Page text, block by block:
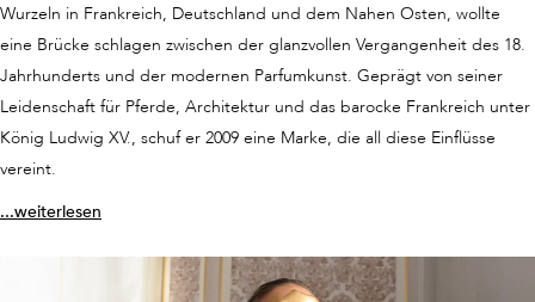
Wurzeln in Frankreich, Deutschland und dem Nahen Osten, wollte
eine Brücke schlagen zwischen der glanzvollen Vergangenheit des 18.
Jahrhunderts und der modernen Parfumkunst. Geprägt von seiner
Leidenschaft für Pferde, Architektur und das barocke Frankreich unter
König Ludwig XV., schuf er 2009 eine Marke, die all diese Einflüsse
vereint.
...weiterlesen
Der Name und die Inspiration stammen vom Château de Marly, einem